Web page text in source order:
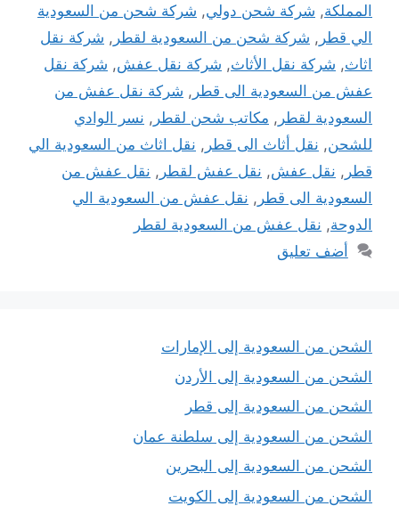
المملكة, شركة شحن دولي, شركة شحن من السعودية
الي قطر , شركة شحن من السعودية لقطر , شركة نقل
اثاث, شركة نقل الأثاث, شركة نقل عفش, شركة نقل
عفش من السعودية الى قطر , شركة نقل عفش من
السعودية لقطر , مكاتب شحن لقطر , نسر الوادي
للشحن, نقل أثاث الى قطر , نقل اثاث من السعودية الي
قطر , نقل عفش, نقل عفش لقطر , نقل عفش من
السعودية الى قطر , نقل عفش من السعودية الي
الدوحة, نقل عفش من السعودية لقطر
أضف تعليق
الشحن من السعودية إلى الإمارات
الشحن من السعودية إلى الأردن
الشحن من السعودية إلى قطر
الشحن من السعودية إلى سلطنة عمان
الشحن من السعودية إلى البحرين
الشحن من السعودية إلى الكويت